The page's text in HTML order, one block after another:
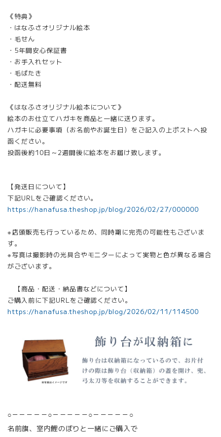
《特典》
・はなふさオリジナル絵本
・毛せん
・5年間安心保証書
・お手入れセット
・毛ばたき
・配送無料
《はなふさオリジナル絵本について》
絵本のお仕立てハガキを商品と一緒に送ります。
ハガキに必要事項（お名前やお誕生日）をご記入の上ポストへ投
函ください。
投函後約10日～2週間後に絵本をお届け致します。
【発送日について】
下記URLをご確認ください。
https://hanafusa.theshop.jp/blog/2026/02/27/000000
※店頭販売も行っているため、同時期に完売の可能性もございま
す。
※写真は撮影時の光具合やモニターによって実物と色が異なる場合
がございます。
【商品・配送・納品書などについて】
ご購入前に下記URLをご確認ください。
https://hanafusa.theshop.jp/blog/2026/02/11/114500
○－－－－－○－－－－－○－－－－－○
名前旗、室内鯉のぼりと一緒にご購入で